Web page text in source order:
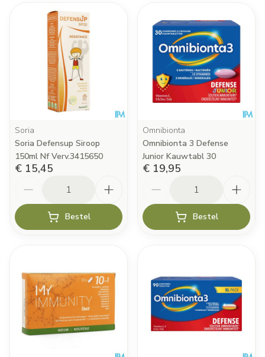
Soria
Soria Defensup Siroop
150ml Nf Verv.3415650
€ 15,45
Bestel
Omnibionta
Omnibionta 3 Defense
Junior Kauwtabl 30
€ 19,95
Bestel